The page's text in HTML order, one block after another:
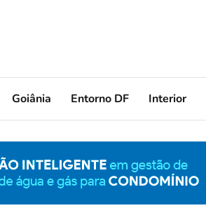
Goiânia Entorno DF Interior